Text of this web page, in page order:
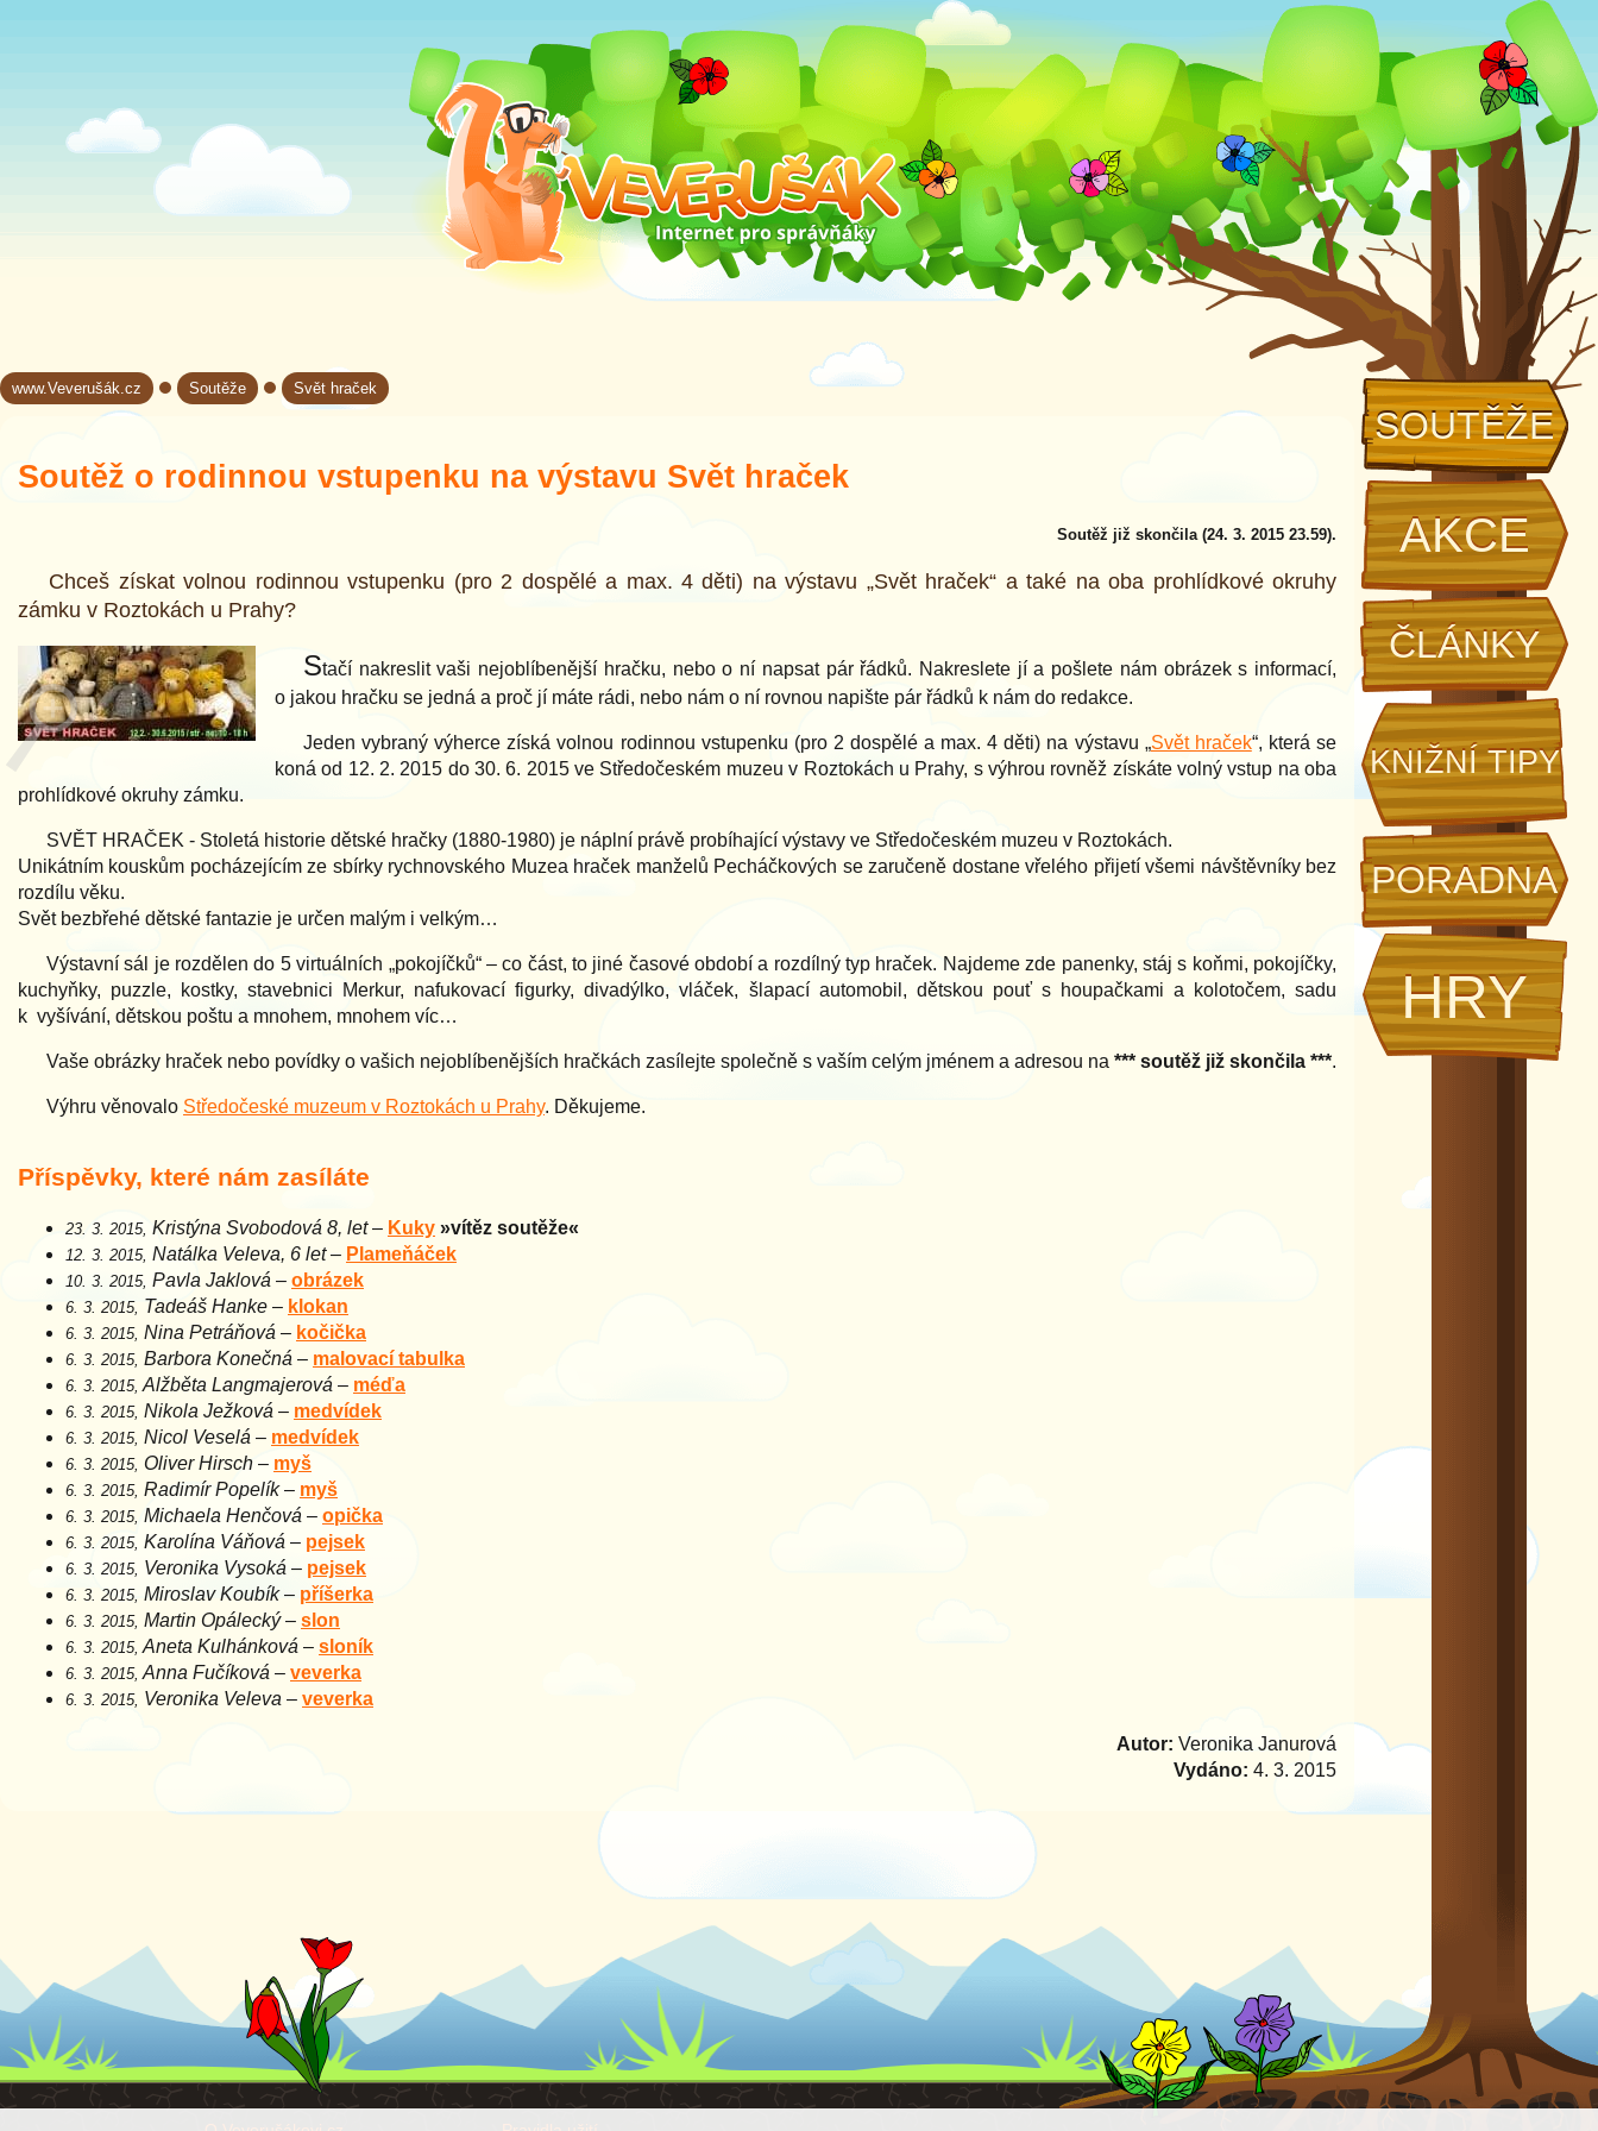
SOUTĚŽE
AKCE
ČLÁNKY
KNIŽNÍ TIPY
PORADNA
HRY
www.Veverušák.cz→ Soutěže
→ Svět hraček
Soutěž o rodinnou vstupenku na výstavu Svět hraček
Soutěž již skončila (24. 3. 2015 23.59).
Chceš získat volnou rodinnou vstupenku (pro 2 dospělé a max. 4 děti) na výstavu „Svět hraček“ a také na oba prohlídkové okruhy
zámku v Roztokách u Prahy?
Stačí nakreslit vaši nejoblíbenější hračku, nebo o ní napsat pár řádků. Nakreslete jí a pošlete nám obrázek s informací,
o jakou hračku se jedná a proč jí máte rádi, nebo nám o ní rovnou napište pár řádků k nám do redakce.
Jeden vybraný výherce získá volnou rodinnou vstupenku (pro 2 dospělé a max. 4 děti) na výstavu „Svět hraček“, která se
koná od 12. 2. 2015 do 30. 6. 2015 ve Středočeském muzeu v Roztokách u Prahy, s výhrou rovněž získáte volný vstup na oba
prohlídkové okruhy zámku.
SVĚT HRAČEK - Stoletá historie dětské hračky (1880-1980) je náplní právě probíhající výstavy ve Středočeském muzeu v Roztokách.
Unikátním kouskům pocházejícím ze sbírky rychnovského Muzea hraček manželů Pecháčkových se zaručeně dostane vřelého přijetí všemi návštěvníky bez
rozdílu věku.
Svět bezbřehé dětské fantazie je určen malým i velkým…
Výstavní sál je rozdělen do 5 virtuálních „pokojíčků“ – co část, to jiné časové období a rozdílný typ hraček. Najdeme zde panenky, stáj s koňmi, pokojíčky,
kuchyňky, puzzle, kostky, stavebnici Merkur, nafukovací figurky, divadýlko, vláček, šlapací automobil, dětskou pouť s houpačkami a kolotočem, sadu
k vyšívání, dětskou poštu a mnohem, mnohem víc…
Vaše obrázky hraček nebo povídky o vašich nejoblíbenějších hračkách zasílejte společně s vaším celým jménem a adresou na *** soutěž již skončila ***.
Výhru věnovalo Středočeské muzeum v Roztokách u Prahy. Děkujeme.
Příspěvky, které nám zasíláte
23. 3. 2015, Kristýna Svobodová 8, let– Kuky »vítěz soutěže«
12. 3. 2015, Natálka Veleva, 6 let– Plameňáček
10. 3. 2015, Pavla Jaklová – obrázek
6. 3. 2015, Tadeáš Hanke – klokan
6. 3. 2015, Nina Petráňová – kočička
6. 3. 2015, Barbora Konečná – malovací tabulka
6. 3. 2015, Alžběta Langmajerová – méďa
6. 3. 2015, Nikola Ježková – medvídek
6. 3. 2015, Nicol Veselá – medvídek
6. 3. 2015, Oliver Hirsch – myš
6. 3. 2015, Radimír Popelík– myš
6. 3. 2015, Michaela Henčová – opička
6. 3. 2015, Karolína Váňová – pejsek
6. 3. 2015, Veronika Vysoká – pejsek
6. 3. 2015, Miroslav Koubík– příšerka
6. 3. 2015, Martin Opálecký– slon
6. 3. 2015, Aneta Kulhánková – sloník
6. 3. 2015, Anna Fučíková – veverka
6. 3. 2015, Veronika Veleva – veverka
Autor: Veronika Janurová
Vydáno: 4. 3. 2015